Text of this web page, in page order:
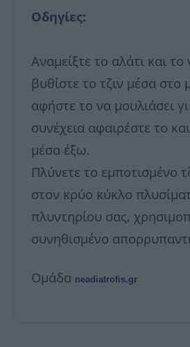
Οδηγίες:
Αναμείξτε το αλάτι και το
βυθίστε το τζιν μέσα στο
αφήστε το να μουλιάσει
συνέχεια αφαιρέστε το
μέσα έξω.
Πλύνετε το εμποτισμένο
στον κρύο κύκλο
πλυντηρίου σας,
συνηθισμένο
Ομάδα neadiatrofis.gr